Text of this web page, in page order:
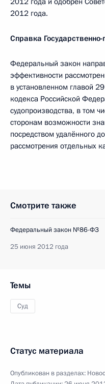
2012 года.
Справка
Федеральный закон
эффективности
в установленном главой
кодекса Российской
судопроизводства, в том
сторонам возможности
посредством удалённого
рассмотрения отдельных
Смотрите также
Федеральный закон №86-ФЗ
25 июня 2012 года
Темы
Суд
Статус материала
Опубликован в разделах: